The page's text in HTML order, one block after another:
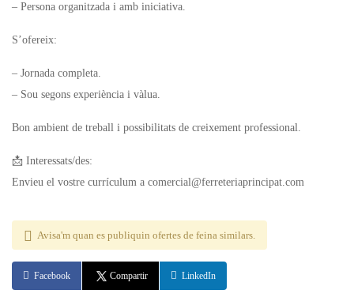
– Persona organitzada i amb iniciativa.
S’ofereix:
– Jornada completa.
– Sou segons experiència i vàlua.
Bon ambient de treball i possibilitats de creixement professional.
📩 Interessats/des:
Envieu el vostre currículum a comercial@ferreteriaprincipat.com
Avisa'm quan es publiquin ofertes de feina similars.
Facebook Compartir LinkedIn